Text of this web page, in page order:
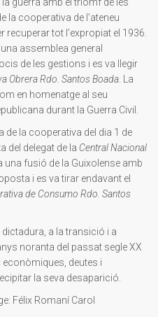
la cooperativa de l’ateneu
tot l’expropiat el 1936.
assemblea general
de les gestions i es va llegir
Obrera Rdo. Santos Boada . La
en homenatge al seu
durant la Guerra Civil.
de la cooperativa del dia 1 de
del delegat de la Central Nacional
una fusió de la Guixolense amb
i es va tirar endavant el
de Consumo Rdo. Santos
a la transició i a
noranta del passat segle XX
deutes i
la seva desaparició.
Félix Romaní Carol